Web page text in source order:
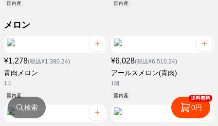
国内産 国内産
メロン
¥1,278(税込¥1,380.24)
青肉メロン
1コ
国内産
¥6,028(税込¥6,510.24)
アールスメロン(青肉)
1個
国内産
検索
送料無料
0円